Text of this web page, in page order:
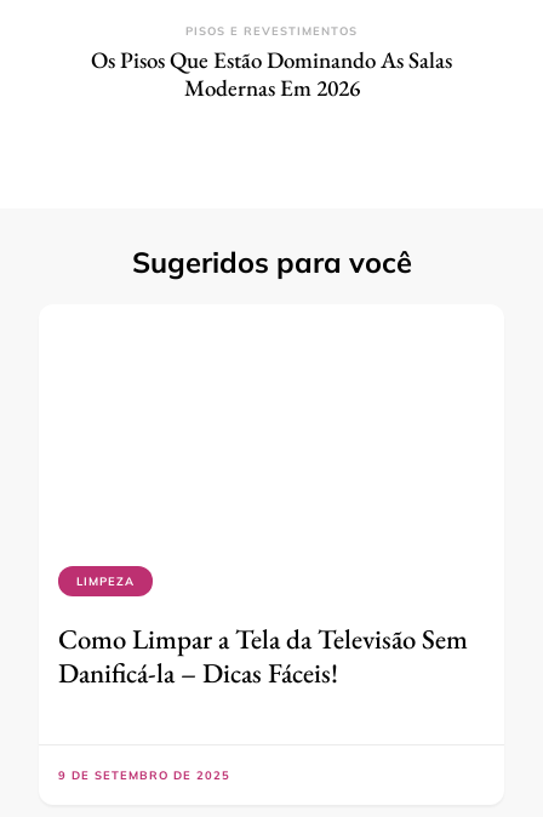
PISOS E REVESTIMENTOS
Os Pisos Que Estão Dominando As Salas
Modernas Em 2026
Sugeridos para você
LIMPEZA
Como Limpar a Tela da Televisão Sem
Danificá-la – Dicas Fáceis!
9 DE SETEMBRO DE 2025